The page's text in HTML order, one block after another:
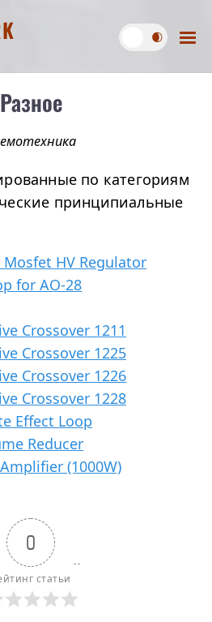
Разное
по категориям
принципиальные
Mosfet HV Regulator
for AO-28
Crossover 1211
Crossover 1225
Crossover 1226
Crossover 1228
Effect Loop
Reducer
(1000W)
0
статьи